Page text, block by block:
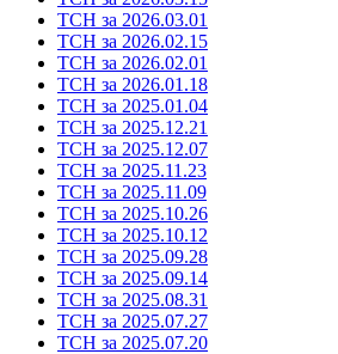
ТСН за 2026.03.01
ТСН за 2026.02.15
ТСН за 2026.02.01
ТСН за 2026.01.18
ТСН за 2025.01.04
ТСН за 2025.12.21
ТСН за 2025.12.07
ТСН за 2025.11.23
ТСН за 2025.11.09
ТСН за 2025.10.26
ТСН за 2025.10.12
ТСН за 2025.09.28
ТСН за 2025.09.14
ТСН за 2025.08.31
ТСН за 2025.07.27
ТСН за 2025.07.20